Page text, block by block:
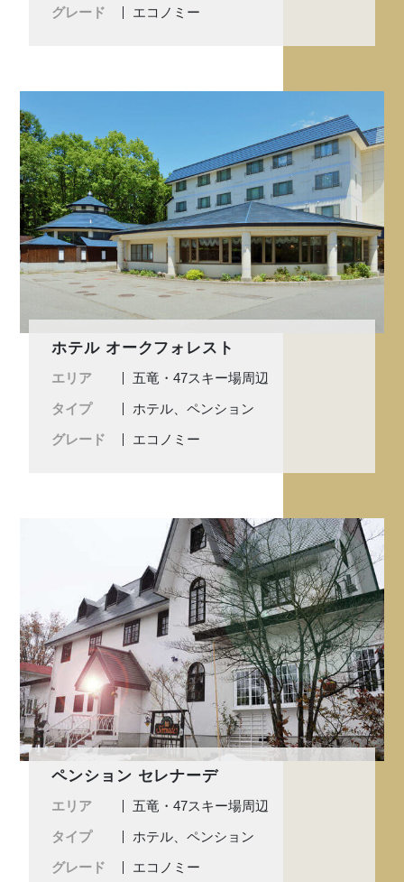
グレード
エコノミー
ホテル オークフォレスト
エリア
五竜・47スキー場周辺
タイプ
ホテル、ペンション
グレード
エコノミー
ペンション セレナーデ
エリア
五竜・47スキー場周辺
タイプ
ホテル、ペンション
グレード
エコノミー